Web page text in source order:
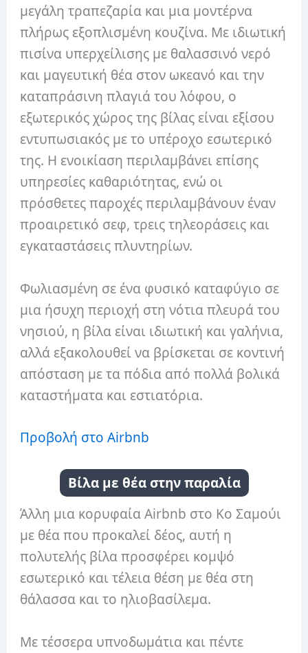
μεγάλη τραπεζαρία και μια μοντέρνα
πλήρως εξοπλισμένη κουζίνα. Με ιδιωτική
πισίνα υπερχείλισης με θαλασσινό νερό
και μαγευτική θέα στον ωκεανό και την
καταπράσινη πλαγιά του λόφου, ο
εξωτερικός χώρος της βίλας είναι εξίσου
εντυπωσιακός με το υπέροχο εσωτερικό
της. Η ενοικίαση περιλαμβάνει επίσης
υπηρεσίες καθαριότητας, ενώ οι
πρόσθετες παροχές περιλαμβάνουν έναν
προαιρετικό σεφ, τρεις τηλεοράσεις και
εγκαταστάσεις πλυντηρίων.
Φωλιασμένη σε ένα φυσικό καταφύγιο σε
μια ήσυχη περιοχή στη νότια πλευρά του
νησιού, η βίλα είναι ιδιωτική και γαλήνια,
αλλά εξακολουθεί να βρίσκεται σε κοντινή
απόσταση με τα πόδια από πολλά βολικά
καταστήματα και εστιατόρια.
Προβολή στο Airbnb
Βίλα με θέα στην παραλία
Άλλη μια κορυφαία Airbnb στο Κο Σαμούι
με θέα που προκαλεί δέος, αυτή η
πολυτελής βίλα προσφέρει κομψό
εσωτερικό και τέλεια θέση με θέα στη
θάλασσα και το ηλιοβασίλεμα.
Με τέσσερα υπνοδωμάτια και πέντε